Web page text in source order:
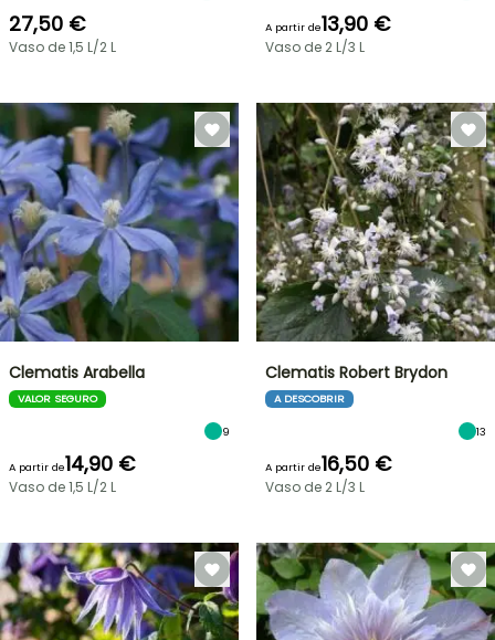
27,50 €
Vaso de 1,5 L/2 L
A partir de13,90 €
Vaso de 2 L/3 L
Clematis Arabella
VALOR SEGURO
9
A partir de14,90 €
Vaso de 1,5 L/2 L
Clematis Robert Brydon
A DESCOBRIR
13
A partir de16,50 €
Vaso de 2 L/3 L